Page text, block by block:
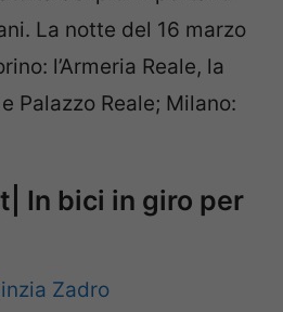
La notte del 16 marzo
l’Armeria Reale, la
Palazzo Reale; Milano:
In bici in giro per
Zadro